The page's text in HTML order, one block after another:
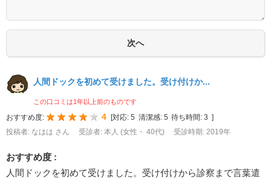
人間ドックを初めて受けました。受け付けか...
この口コミは1年以上前のものです
おすすめ度: 4 [対応: 5 清潔感: 5 待ち時間: 3 ]
投稿者: なはは さん
受診者: 本人 (女性・ 40代) 受診時期: 2019年
おすすめ度 :
人間ドックを初めて受けました。受け付けから診察まで言葉遣